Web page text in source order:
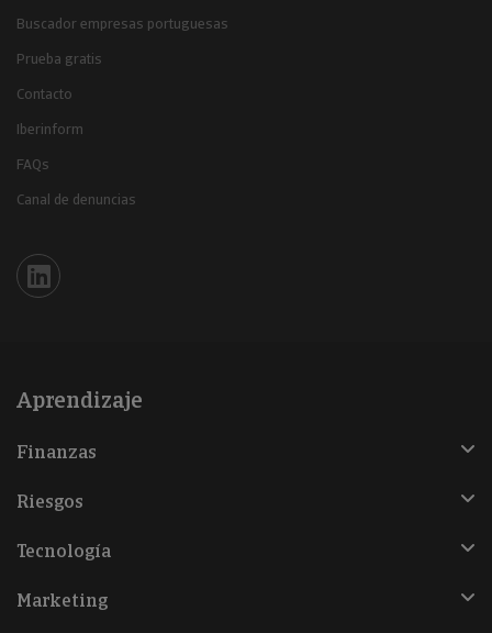
Buscador empresas portuguesas
Prueba gratis
Contacto
Iberinform
FAQs
Canal de denuncias
Iberinform en Linkedin
Aprendizaje
Finanzas
Riesgos
Tecnología
Marketing